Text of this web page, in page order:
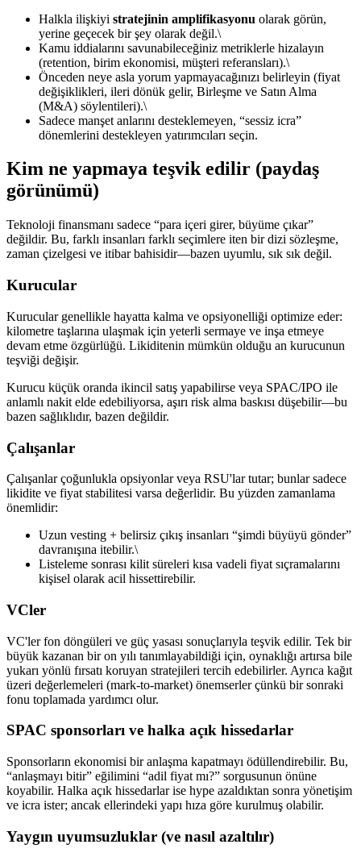
Halkla ilişkiyi stratejinin amplifikasyonu olarak görün,
yerine geçecek bir şey olarak değil.\
Kamu iddialarını savunabileceğiniz metriklerle hizalayın
(retention, birim ekonomisi, müşteri referansları).\
Önceden neye asla yorum yapmayacağınızı belirleyin (fiyat
değişiklikleri, ileri dönük gelir, Birleşme ve Satın Alma
(M&A) söylentileri).\
Sadece manşet anlarını desteklemeyen, “sessiz icra”
dönemlerini destekleyen yatırımcıları seçin.
Kim ne yapmaya teşvik edilir (paydaş
görünümü)
Teknoloji finansmanı sadece “para içeri girer, büyüme çıkar”
değildir. Bu, farklı insanları farklı seçimlere iten bir dizi sözleşme,
zaman çizelgesi ve itibar bahisidir—bazen uyumlu, sık sık değil.
Kurucular
Kurucular genellikle hayatta kalma ve opsiyonelliği optimize eder:
kilometre taşlarına ulaşmak için yeterli sermaye ve inşa etmeye
devam etme özgürlüğü. Likiditenin mümkün olduğu an kurucunun
teşviği değişir.
Kurucu küçük oranda ikincil satış yapabilirse veya SPAC/IPO ile
anlamlı nakit elde edebiliyorsa, aşırı risk alma baskısı düşebilir—bu
bazen sağlıklıdır, bazen değildir.
Çalışanlar
Çalışanlar çoğunlukla opsiyonlar veya RSU'lar tutar; bunlar sadece
likidite ve fiyat stabilitesi varsa değerlidir. Bu yüzden zamanlama
önemlidir:
Uzun vesting + belirsiz çıkış insanları “şimdi büyüyü gönder”
davranışına itebilir.\
Listeleme sonrası kilit süreleri kısa vadeli fiyat sıçramalarını
kişisel olarak acil hissettirebilir.
VCler
VC'ler fon döngüleri ve güç yasası sonuçlarıyla teşvik edilir. Tek bir
büyük kazanan bir on yılı tanımlayabildiği için, oynaklığı artırsa bile
yukarı yönlü fırsatı koruyan stratejileri tercih edebilirler. Ayrıca kağıt
üzeri değerlemeleri (mark-to-market) önemserler çünkü bir sonraki
fonu toplamada yardımcı olur.
SPAC sponsorları ve halka açık hissedarlar
Sponsorların ekonomisi bir anlaşma kapatmayı ödüllendirebilir. Bu,
“anlaşmayı bitir” eğilimini “adil fiyat mı?” sorgusunun önüne
koyabilir. Halka açık hissedarlar ise hype azaldıktan sonra yönetişim
ve icra ister; ancak ellerindeki yapı hıza göre kurulmuş olabilir.
Yaygın uyumsuzluklar (ve nasıl azaltılır)